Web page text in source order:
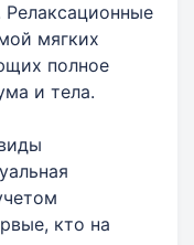
Релаксационные
мягких
полное
и тела.
кто на